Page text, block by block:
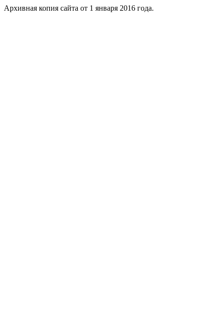
Архивная копия сайта от 1 января 2016 года.